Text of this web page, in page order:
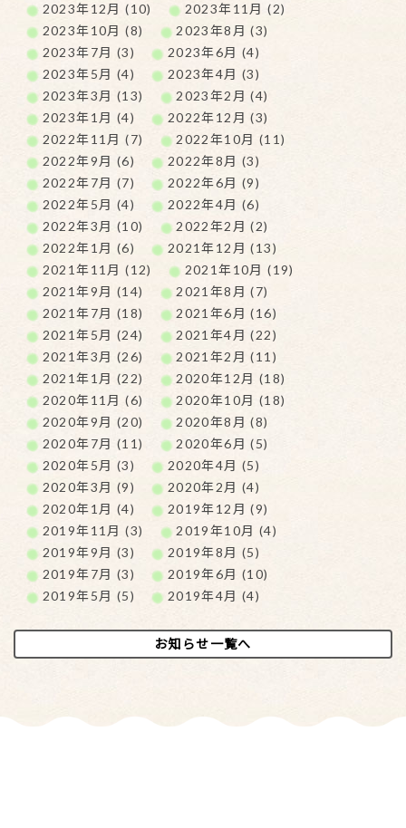
2023年12月 (10)
2023年11月 (2)
2023年10月 (8)
2023年8月 (3)
2023年7月 (3)
2023年6月 (4)
2023年5月 (4)
2023年4月 (3)
2023年3月 (13)
2023年2月 (4)
2023年1月 (4)
2022年12月 (3)
2022年11月 (7)
2022年10月 (11)
2022年9月 (6)
2022年8月 (3)
2022年7月 (7)
2022年6月 (9)
2022年5月 (4)
2022年4月 (6)
2022年3月 (10)
2022年2月 (2)
2022年1月 (6)
2021年12月 (13)
2021年11月 (12)
2021年10月 (19)
2021年9月 (14)
2021年8月 (7)
2021年7月 (18)
2021年6月 (16)
2021年5月 (24)
2021年4月 (22)
2021年3月 (26)
2021年2月 (11)
2021年1月 (22)
2020年12月 (18)
2020年11月 (6)
2020年10月 (18)
2020年9月 (20)
2020年8月 (8)
2020年7月 (11)
2020年6月 (5)
2020年5月 (3)
2020年4月 (5)
2020年3月 (9)
2020年2月 (4)
2020年1月 (4)
2019年12月 (9)
2019年11月 (3)
2019年10月 (4)
2019年9月 (3)
2019年8月 (5)
2019年7月 (3)
2019年6月 (10)
2019年5月 (5)
2019年4月 (4)
お知らせ一覧へ